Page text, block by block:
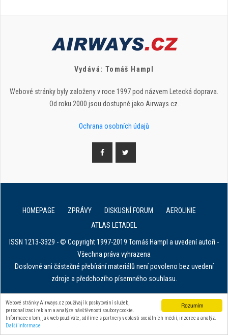
Rozumím
Webové stránky Airways.cz používají k poskytování služeb,
personalizaci reklam a analýze návštěvnosti soubory cookie.
Informace o tom, jak web používáte, sdílíme s partnery v oblasti sociálních médií, inzerce a analýz.
Další informace
Vydává: Tomáš Hampl
Webové stránky byly založeny v roce 1997 pod názvem Letecká doprava.
Od roku 2000 jsou dostupné jako Airways.cz.
Ochrana osobních údajů
HOMEPAGE ZPRÁVY DISKUSNÍ FORUM
AEROLINIE
ATLAS LETADEL
ISSN 1213-3329 - © Copyright 1997-2019 Tomáš Hampl a uvedení autoři -
Všechna práva vyhrazena
Doslovné ani částečné přebírání materiálů není povoleno bez uvedení
zdroje a předchozího písemného souhlasu.
E. in ART for african IVF clinics
Zařízení na stahování dat z tachografu